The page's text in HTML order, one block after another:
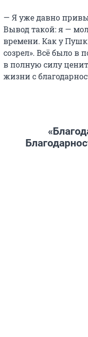
— Я уже давно
Вывод такой: я —
времени. Как у
созрел». Всё было в
в полную силу
жизни с